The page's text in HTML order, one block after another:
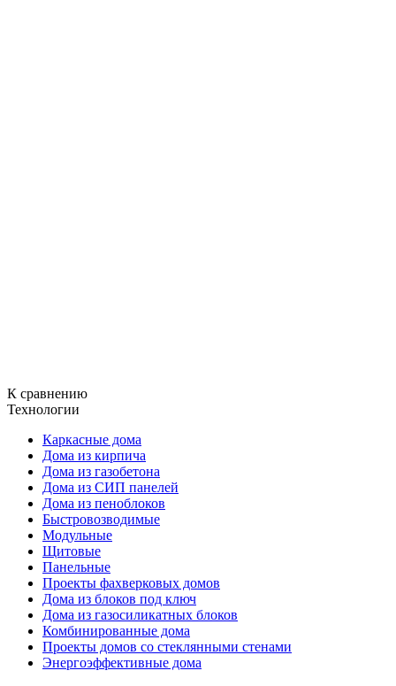
К сравнению
Технологии
Каркасные дома
Дома из кирпича
Дома из газобетона
Дома из СИП панелей
Дома из пеноблоков
Быстровозводимые
Модульные
Щитовые
Панельные
Проекты фахверковых домов
Дома из блоков под ключ
Дома из газосиликатных блоков
Комбинированные дома
Проекты домов со стеклянными стенами
Энергоэффективные дома